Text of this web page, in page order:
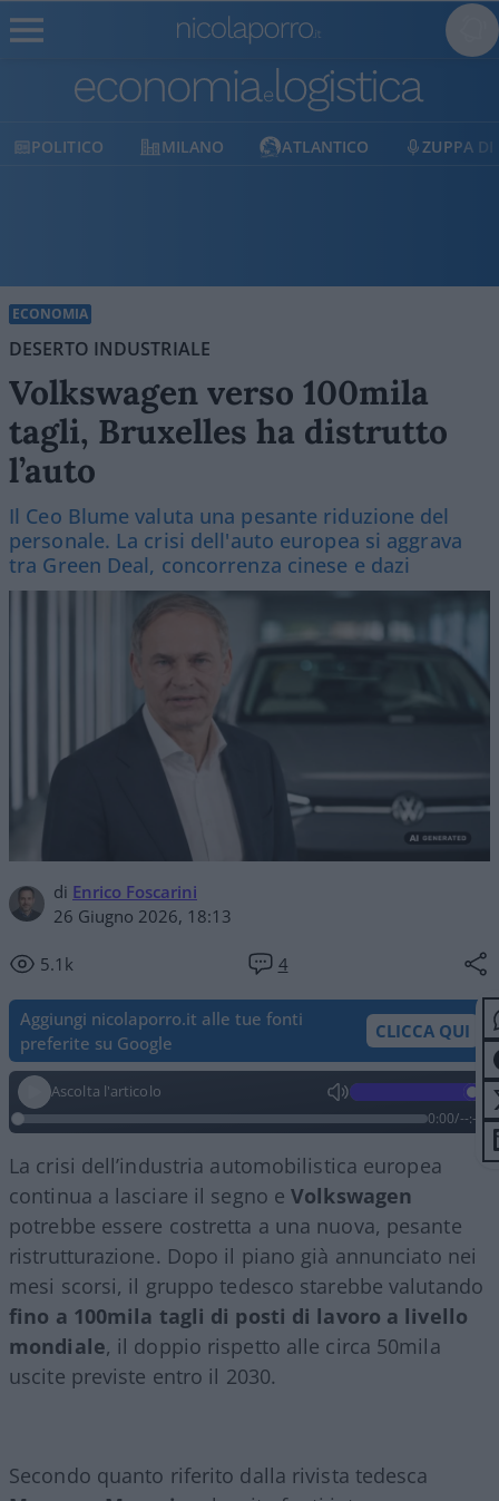
MILANO ATLANTICO ZUPPA DI PORRO
ECONOMIA
DESERTO INDUSTRIALE
Volkswagen verso 100mila
tagli, Bruxelles ha distrutto
l’auto
Il Ceo Blume valuta una pesante riduzione del
personale. La crisi dell'auto europea si aggrava
tra Green Deal, concorrenza cinese e dazi
di Enrico Foscarini
26 Giugno 2026, 18:13
5.1k 4
Aggiungi nicolaporro.it alle tue fonti
preferite su Google
CLICCA QUI
Ascolta l'articolo
0:00/--:--
La crisi dell’industria automobilistica europea
continua a lasciare il segno eVolkswagen
potrebbe essere costretta a una nuova, pesante
ristrutturazione. Dopo il piano già annunciato nei
mesi scorsi, il gruppo tedesco starebbe valutando
fino a 100mila tagli di posti di lavoro a livello
mondiale, il doppio rispetto alle circa 50mila
uscite previste entro il 2030.
Secondo quanto riferito dalla rivista tedesca